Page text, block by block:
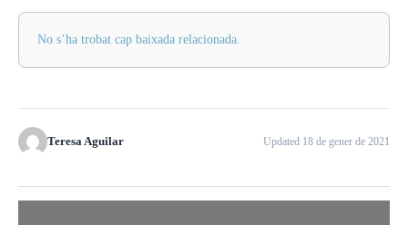
No s’ha trobat cap baixada relacionada.
Teresa Aguilar Updated 18 de gener de 2021